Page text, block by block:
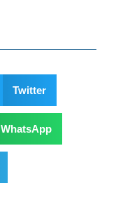
Twitter
WhatsApp